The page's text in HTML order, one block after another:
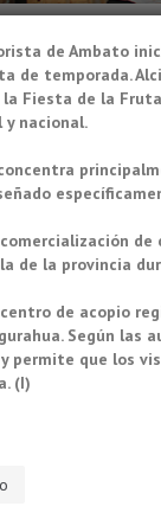
de Ambato
de temporada.
Fiesta de la
y nacional.
de la provincia
de acopio
Según las
permite que los
(I)